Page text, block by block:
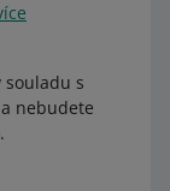
11,59 Kč
a příležitostné
souladu s
nebudete